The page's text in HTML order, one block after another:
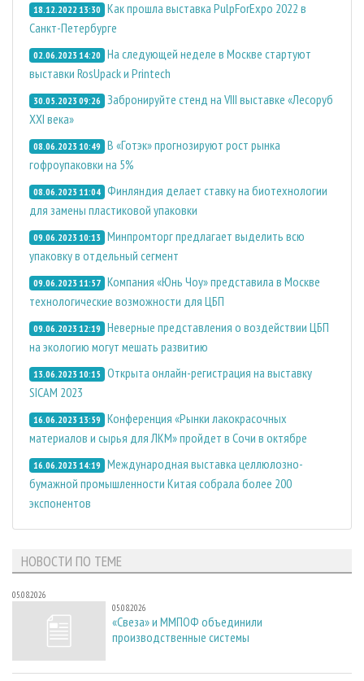
18.12.2022 13:30 Как прошла выставка PulpForExpo 2022 в
Санкт-Петербурге
02.06.2023 14:20 На следующей неделе в Москве стартуют
выставки RosUpack и Printech
30.05.2023 09:26 Забронируйте стенд на VIII выставке «Лесоруб
XXI века»
08.06.2023 10:49 В «Готэк» прогнозируют рост рынка
гофроупаковки на 5%
08.06.2023 11:04 Финляндия делает ставку на биотехнологии
для замены пластиковой упаковки
09.06.2023 10:13 Минпромторг предлагает выделить всю
упаковку в отдельный сегмент
09.06.2023 11:57 Компания «Юнь Чоу» представила в Москве
технологические возможности для ЦБП
09.06.2023 12:19 Неверные представления о воздействии ЦБП
на экологию могут мешать развитию
13.06.2023 10:15 Открыта онлайн-регистрация на выставку
SICAM 2023
16.06.2023 13:59 Конференция «Рынки лакокрасочных
материалов и сырья для ЛКМ» пройдет в Сочи в октябре
16.06.2023 14:19 Международная выставка целлюлозно-
бумажной промышленности Китая собрала более 200
экспонентов
НОВОСТИ ПО ТЕМЕ
05.08.2026
05.08.2026
«Свеза» и ММПОФ объединили
производственные системы